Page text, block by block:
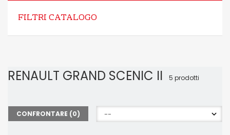
FILTRI CATALOGO
RENAULT GRAND SCENIC II 5 prodotti
CONFRONTARE (0)